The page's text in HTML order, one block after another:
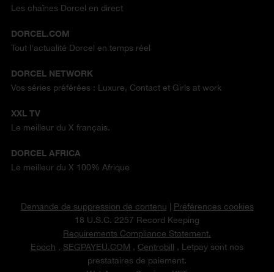
Les chaînes Dorcel en direct
DORCEL.COM
Tout l'actualité Dorcel en temps réel
DORCEL NETWORK
Vos séries préférées : Luxure, Contact et Girls at work
XXL TV
Le meilleur du X français.
DORCEL AFRICA
Le meilleur du X 100% Afrique
Demande de suppression de contenu
Préférences cookies
18 U.S.C. 2257 Record Keeping
Requirements Compliance Statement.
Epoch , SEGPAYEU.COM , Centrobill , Letpay sont nos
prestataires de paiement.